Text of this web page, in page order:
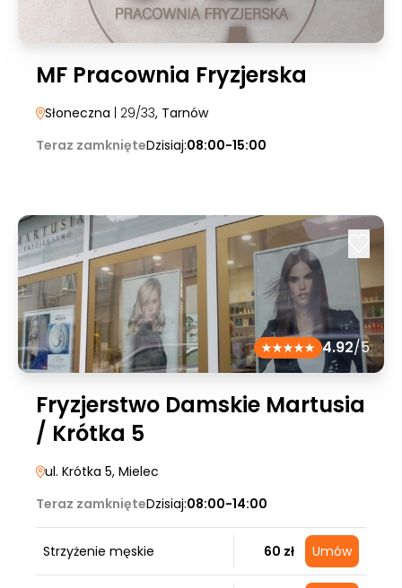
MF Pracownia Fryzjerska
Słoneczna | 29/33, Tarnów
Teraz zamknięteDzisiaj:08:00-15:00
4.92/5
Fryzjerstwo Damskie Martusia
/ Krótka 5
ul. Krótka 5, Mielec
Teraz zamknięteDzisiaj:08:00-14:00
Strzyżenie męskie 60 zł Umów